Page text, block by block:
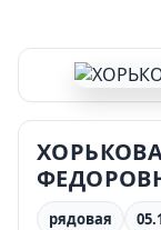
рядовая